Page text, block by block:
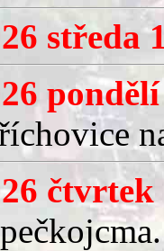
středa
čtvrtek